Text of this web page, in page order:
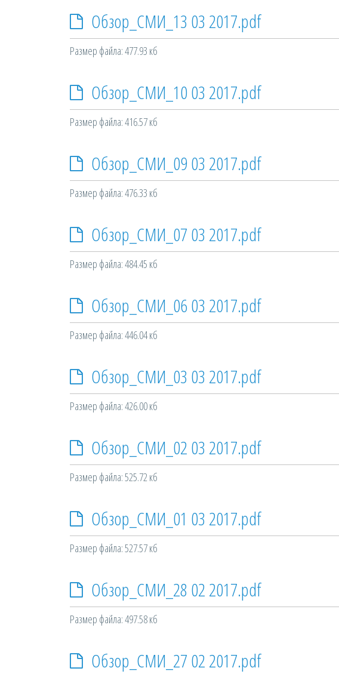
Обзор_СМИ_13 03 2017.pdf
Размер файла: 477.93 кб
Обзор_СМИ_10 03 2017.pdf
Размер файла: 416.57 кб
Обзор_СМИ_09 03 2017.pdf
Размер файла: 476.33 кб
Обзор_СМИ_07 03 2017.pdf
Размер файла: 484.45 кб
Обзор_СМИ_06 03 2017.pdf
Размер файла: 446.04 кб
Обзор_СМИ_03 03 2017.pdf
Размер файла: 426.00 кб
Обзор_СМИ_02 03 2017.pdf
Размер файла: 525.72 кб
Обзор_СМИ_01 03 2017.pdf
Размер файла: 527.57 кб
Обзор_СМИ_28 02 2017.pdf
Размер файла: 497.58 кб
Обзор_СМИ_27 02 2017.pdf